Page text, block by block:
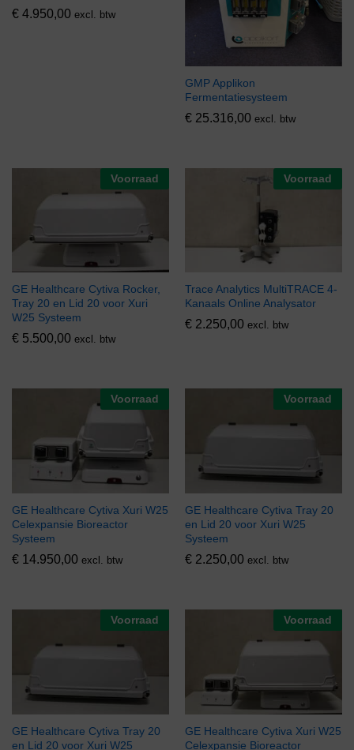
€ 4.950,00 excl. btw
GMP Applikon
Fermentatiesysteem
€ 25.316,00 excl. btw
Voorraad
GE Healthcare Cytiva Rocker,
Tray 20 en Lid 20 voor Xuri
W25 Systeem
€ 5.500,00 excl. btw
Voorraad
Trace Analytics MultiTRACE 4-
Kanaals Online Analysator
€ 2.250,00 excl. btw
Voorraad
GE Healthcare Cytiva Xuri W25
Celexpansie Bioreactor
Systeem
€ 14.950,00 excl. btw
Voorraad
GE Healthcare Cytiva Tray 20
en Lid 20 voor Xuri W25
Systeem
€ 2.250,00 excl. btw
Voorraad
GE Healthcare Cytiva Tray 20
en Lid 20 voor Xuri W25
Voorraad
GE Healthcare Cytiva Xuri W25
Celexpansie Bioreactor